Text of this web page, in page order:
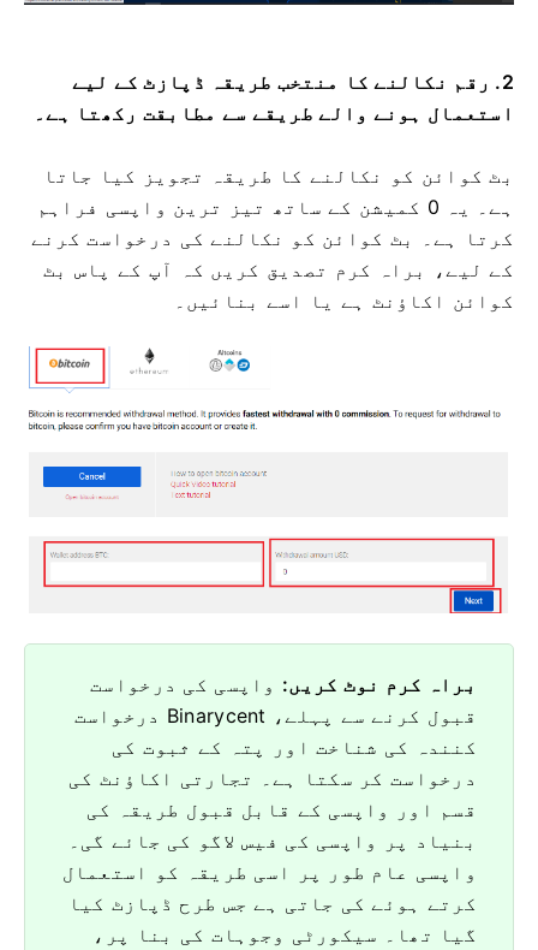
2. رقم نکالنے کا منتخب طریقہ ڈپازٹ کے لیے
بٹ کوائن کو نکالنے کا طریقہ تجویز کیا جاتا
ہے۔
یہ 0 کمیشن کے ساتھ تیز ترین واپسی فراہم
کرتا ہے۔ بٹ کوائن کو نکالنے کی درخواست کرنے
کے لیے، براہ کرم تصدیق کریں کہ آپ کے پاس بٹ
براہ کرم نوٹ کریں: واپسی کی درخواست
قبول کرنے سے پہلے، Binarycent درخواست
کنندہ کی شناخت اور پتہ کے ثبوت کی
درخواست کر سکتا ہے۔ تجارتی اکاؤنٹ کی
قسم اور واپسی کے قابل قبول طریقہ کی
بنیاد پر واپسی کی فیس لاگو کی جائے گی۔
واپسی عام طور پر اسی طریقہ کو استعمال
کرتے ہوئے کی جاتی ہے جس طرح ڈپازٹ کیا